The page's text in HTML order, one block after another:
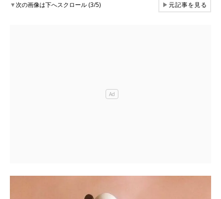
▼次の画像は下へスクロール (3/5) ▶元記事を見る